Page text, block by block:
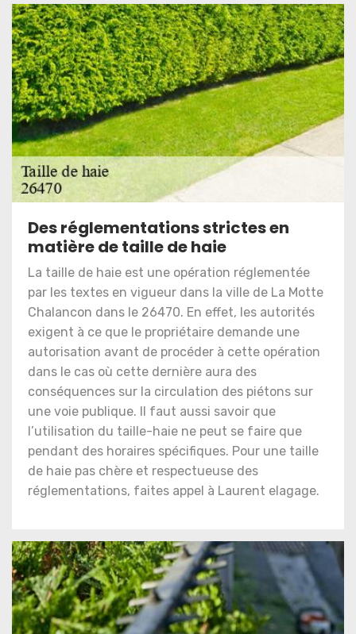
Des réglementations strictes en
matière de taille de haie
La taille de haie est une opération réglementée
par les textes en vigueur dans la ville de La Motte
Chalancon dans le 26470. En effet, les autorités
exigent à ce que le propriétaire demande une
autorisation avant de procéder à cette opération
dans le cas où cette dernière aura des
conséquences sur la circulation des piétons sur
une voie publique. Il faut aussi savoir que
l’utilisation du taille-haie ne peut se faire que
pendant des horaires spécifiques. Pour une taille
de haie pas chère et respectueuse des
réglementations, faites appel à Laurent elagage.